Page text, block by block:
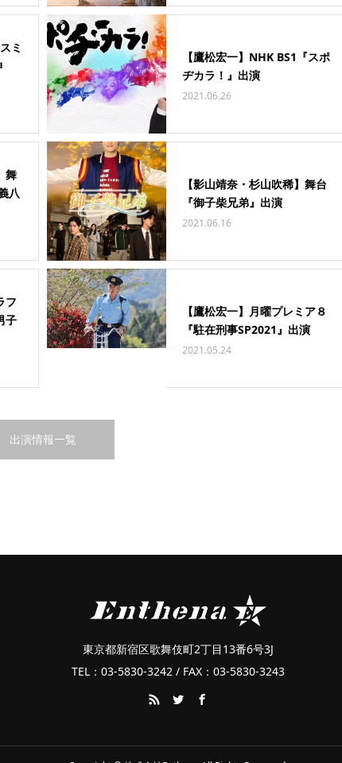
ミ
【鷹松宏一】NHK BS1『スポ
ヂカラ！』出演
2021.06.26
舞
八
【影山靖奈・杉山吹稀】舞台
『御子柴兄弟』出演
2021.06.16
フ
子
【鷹松宏一】月曜プレミア８
『駐在刑事SP2021』出演
2021.05.24
出演情報一覧
東京都新宿区歌舞伎町2丁目13番6号3J
TEL：03-5830-3242 / FAX：03-5830-3243